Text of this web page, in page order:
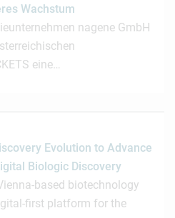
Wachstum
nagene GmbH
eine…
Evolution to Advance
Biologic Discovery
based biotechnology
first platform for the